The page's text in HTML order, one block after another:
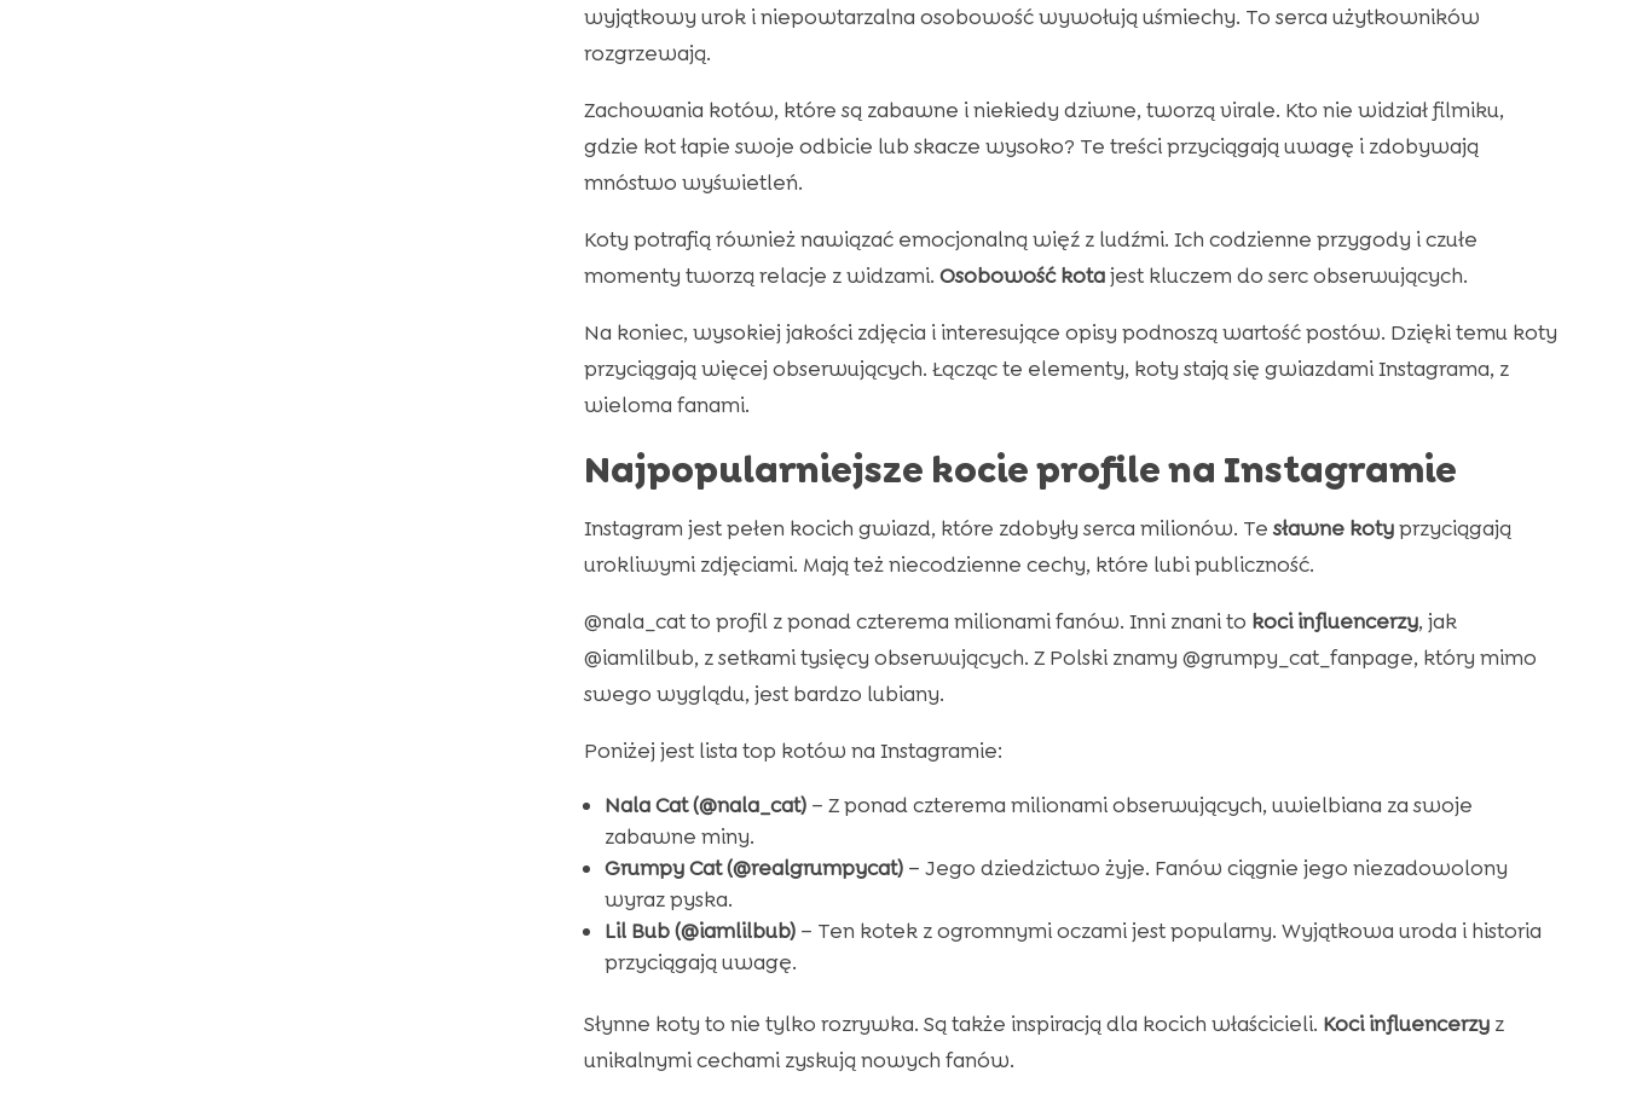
wyjątkowy urok i niepowtarzalna osobowość wywołują uśmiechy. To serca użytkowników
rozgrzewają.
Zachowania kotów, które są zabawne i niekiedy dziwne, tworzą virale. Kto nie widział filmiku,
gdzie kot łapie swoje odbicie lub skacze wysoko? Te treści przyciągają uwagę i zdobywają
mnóstwo wyświetleń.
Koty potrafią również nawiązać emocjonalną więź z ludźmi. Ich codzienne przygody i czułe
momenty tworzą relacje z widzami. Osobowość kotajest kluczem do serc obserwujących.
Na koniec, wysokiej jakości zdjęcia i interesujące opisy podnoszą wartość postów. Dzięki temu koty
przyciągają więcej obserwujących. Łącząc te elementy, koty stają się gwiazdami Instagrama, z
wieloma fanami.
Najpopularniejsze kocie profile na Instagramie
Instagram jest pełen kocich gwiazd, które zdobyły serca milionów. Te sławne kotyprzyciągają
urokliwymi zdjęciami. Mają też niecodzienne cechy, które lubi publiczność.
@nala_cat to profil z ponad czterema milionami fanów. Inni znani to koci influencerzy, jak
@iamlilbub, z setkami tysięcy obserwujących. Z Polski znamy @grumpy_cat_fanpage, który mimo
swego wyglądu, jest bardzo lubiany.
Poniżej jest lista top kotów na Instagramie:
Nala Cat (@nala_cat)– Z ponad czterema milionami obserwujących, uwielbiana za swoje
zabawne miny.
Grumpy Cat (@realgrumpycat)– Jego dziedzictwo żyje. Fanów ciągnie jego niezadowolony
wyraz pyska.
Lil Bub (@iamlilbub)– Ten kotek z ogromnymi oczami jest popularny. Wyjątkowa uroda i historia
przyciągają uwagę.
Słynne koty to nie tylko rozrywka. Są także inspiracją dla kocich właścicieli. Koci influencerzyz
unikalnymi cechami zyskują nowych fanów.